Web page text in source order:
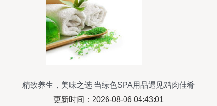
精致养生，美味之选 当绿色SPA用品遇见鸡肉佳肴
更新时间：2026-08-06 04:43:01